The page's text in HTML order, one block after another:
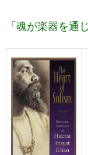
「魂が楽器を通